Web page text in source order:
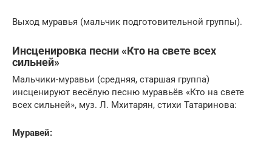
Выход муравья (мальчик подготовительной группы).
Инсценировка песни «Кто на свете всех
сильней»
Мальчики-муравьи (средняя, старшая группа)
инсценируют весёлую песню муравьёв «Кто на свете
всех сильней», муз. Л. Мхитарян, стихи Татаринова:
Муравей: